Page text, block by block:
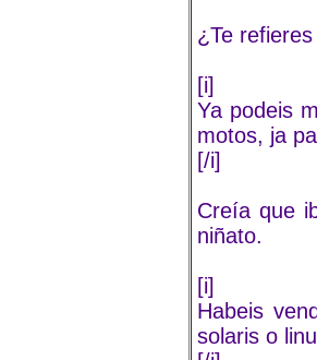
¿Te
[i]
Ya podeis
motos, ja
[/i]
Creía que
niñato.
[i]
Habeis
solaris o